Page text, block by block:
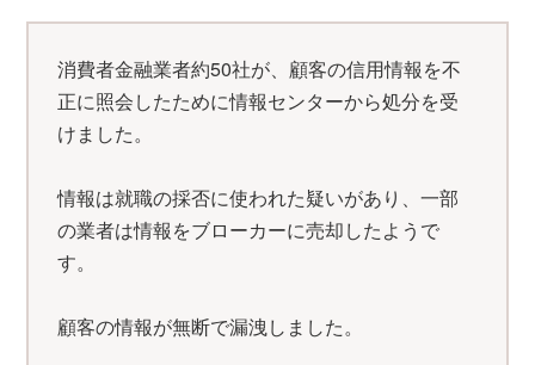
消費者金融業者約50社が、顧客の信用情報を不
正に照会したために情報センターから処分を受
けました。
情報は就職の採否に使われた疑いがあり、一部
の業者は情報をブローカーに売却したようで
す。
顧客の情報が無断で漏洩しました。